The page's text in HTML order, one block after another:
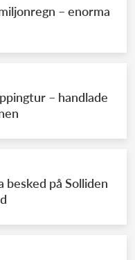
– enorma
– handlade
besked på Solliden